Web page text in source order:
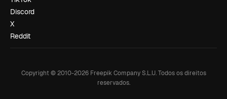
Discord
X
Reddit
Copyright © 2010-2026Freepik Company S.L.U. Todos os direitos
reservados.